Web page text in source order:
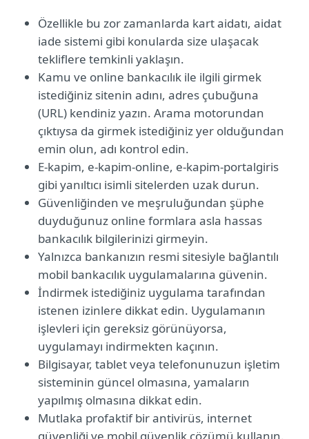
Özellikle bu zor zamanlarda kart aidatı, aidat
iade sistemi gibi konularda size ulaşacak
tekliflere temkinli yaklaşın.
Kamu ve online bankacılık ile ilgili girmek
istediğiniz sitenin adını, adres çubuğuna
(URL) kendiniz yazın. Arama motorundan
çıktıysa da girmek istediğiniz yer olduğundan
emin olun, adı kontrol edin.
E-kapim, e-kapim-online, e-kapim-portalgiris
gibi yanıltıcı isimli sitelerden uzak durun.
Güvenliğinden ve meşruluğundan şüphe
duyduğunuz online formlara asla hassas
bankacılık bilgilerinizi girmeyin.
Yalnızca bankanızın resmi sitesiyle bağlantılı
mobil bankacılık uygulamalarına güvenin.
İndirmek istediğiniz uygulama tarafından
istenen izinlere dikkat edin. Uygulamanın
işlevleri için gereksiz görünüyorsa,
uygulamayı indirmekten kaçının.
Bilgisayar, tablet veya telefonunuzun işletim
sisteminin güncel olmasına, yamaların
yapılmış olmasına dikkat edin.
Mutlaka profaktif bir antivirüs, internet